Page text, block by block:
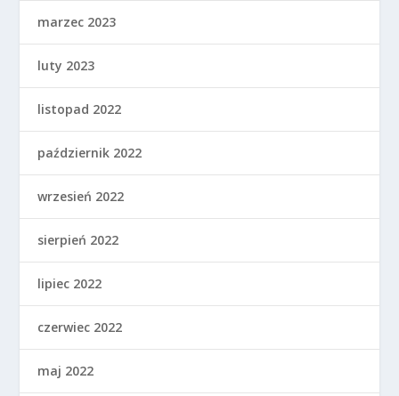
marzec 2023
luty 2023
listopad 2022
październik 2022
wrzesień 2022
sierpień 2022
lipiec 2022
czerwiec 2022
maj 2022